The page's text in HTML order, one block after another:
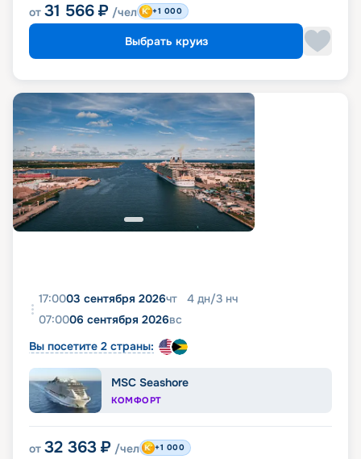
от 31 566 ₽ /чел +1 000
Выбрать круиз
17:0003 сентября 2026чт 4 дн/3 нч
07:0006 сентября 2026вс
Вы посетите 2 страны:
MSC Seashore
КОМФОРТ
от 32 363 ₽ /чел +1 000